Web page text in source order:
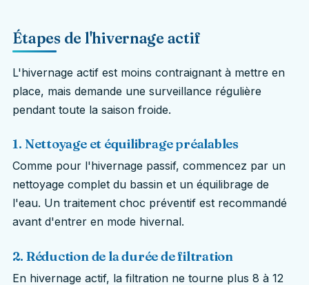
Étapes de l'hivernage actif
L'hivernage actif est moins contraignant à mettre en
place, mais demande une surveillance régulière
pendant toute la saison froide.
1. Nettoyage et équilibrage préalables
Comme pour l'hivernage passif, commencez par un
nettoyage complet du bassin et un équilibrage de
l'eau. Un traitement choc préventif est recommandé
avant d'entrer en mode hivernal.
2. Réduction de la durée de filtration
En hivernage actif, la filtration ne tourne plus 8 à 12